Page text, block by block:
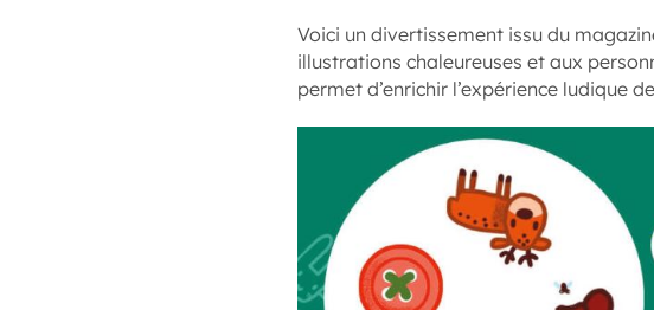
Voici un divertissement issu du
illustrations chaleureuses et aux
permet d’enrichir l’expérience ludique